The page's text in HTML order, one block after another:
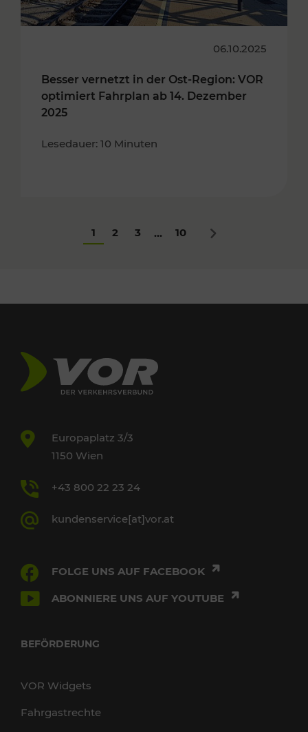
06.10.2025
Besser vernetzt in der Ost-Region: VOR
optimiert Fahrplan ab 14. Dezember
2025
Lesedauer: 10 Minuten
1 2 3 ... 10 Nächstes
Europaplatz 3/3
1150 Wien
+43 800 22 23 24
kundenservice[at]vor.at
FOLGE UNS AUF FACEBOOK
ABONNIERE UNS AUF YOUTUBE
BEFÖRDERUNG
VOR Widgets
Fahrgastrechte